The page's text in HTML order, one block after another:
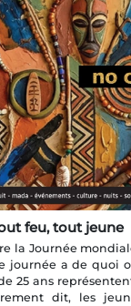
feu, tout jeune
la Journée
journée a de quoi
25 ans
dit, les